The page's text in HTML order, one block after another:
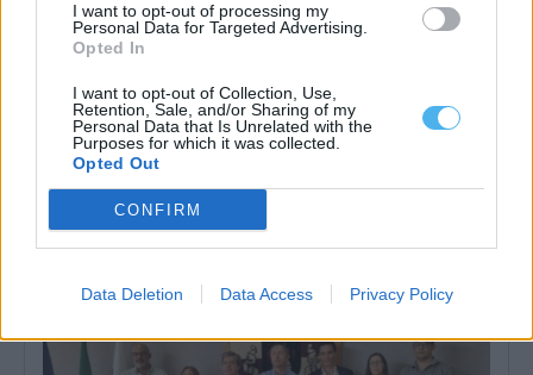
I want to opt-out of processing my
Personal Data for Targeted Advertising.
Opted In
I want to opt-out of Collection, Use,
Retention, Sale, and/or Sharing of my
Personal Data that Is Unrelated with the
Purposes for which it was collected.
Opted Out
CONFIRM
Data Deletion Data Access Privacy Policy
Volta: Regresso ao Alentejo e ao Algarve propicia nova
chegada ao sprint
hoje entre Sines...
7 Agosto, 2026 - 09:53